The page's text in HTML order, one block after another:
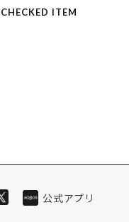
CHECKED ITEM
公式アプリ